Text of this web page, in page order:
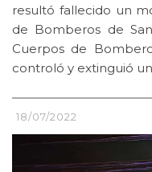
resultó fallecido un
de Bomberos de
Cuerpos de
controló y extinguió un
18/07/2022